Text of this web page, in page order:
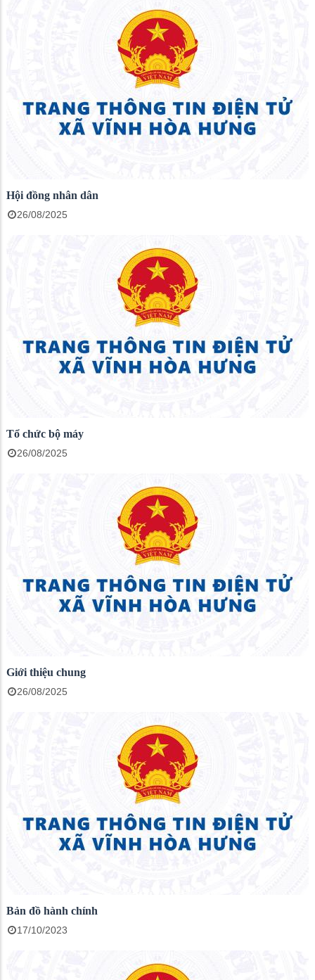
Hội đồng nhân dân
26/08/2025
Tổ chức bộ máy
26/08/2025
Giới thiệu chung
26/08/2025
Bản đồ hành chính
17/10/2023